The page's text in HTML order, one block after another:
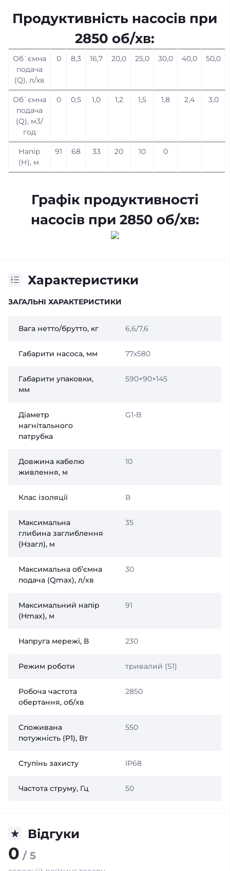
Продуктивність насосів при
2850 об/хв:
Об`ємна
подача
(Q), л/хв
0 8,3 16,7 20,0 25,0 30,0 40,0 50,0
Об`ємна
подача
(Q), м3/
год
0 0,5 1,0 1,2 1,5 1,8 2,4 3,0
Напір
(Н), м
91 68 33 20 10 0
Графік продуктивності
насосів при 2850 об/хв:
Характеристики
ЗАГАЛЬНІ ХАРАКТЕРИСТИКИ
Вага нетто/брутто, кг 6,6/7,6
Габарити насоса, мм 77x580
Габарити упаковки,
мм
590×90×145
Діаметр
нагнітального
патрубка
G1-B
Довжина кабелю
живлення, м
10
Клас ізоляції В
Максимальна
глибина заглиблення
(Нзагл), м
35
Максимальна об’ємна
подача (Qmax), л/хв
30
Максимальний напір
(Нmax), м
91
Напруга мережі, В 230
Режим роботи тривалий (S1)
Робоча частота
обертання, об/хв
2850
Споживана
потужність (Р1), Вт
550
Ступінь захисту IP68
Частота струму, Гц 50
Відгуки
0 / 5